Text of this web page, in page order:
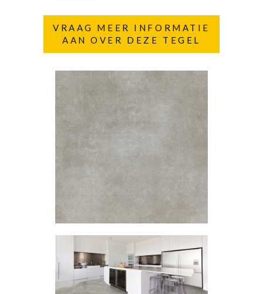
VRAAG MEER INFORMATIE
AAN OVER DEZE TEGEL